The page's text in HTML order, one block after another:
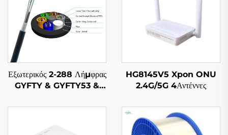
Εξωτερικός 2-288 Λήμφρας
GYFTY & GYFTY53 &
Καλώδιο Ιζημάτων
HG8145V5 Xpon ONU
2.4G/5G 4Αντέννες